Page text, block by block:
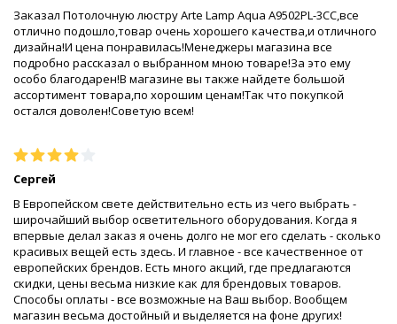
Заказал Потолочную люстру Arte Lamp Aqua A9502PL-3CC,все
отлично подошло,товар очень хорошего качества,и отличного
дизайна!И цена понравилась!Менеджеры магазина все
подробно рассказал о выбранном мною товаре!За это ему
особо благодарен!В магазине вы также найдете большой
ассортимент товара,по хорошим ценам!Так что покупкой
остался доволен!Советую всем!
Сергей
В Европейском свете действительно есть из чего выбрать -
широчайший выбор осветительного оборудования. Когда я
впервые делал заказ я очень долго не мог его сделать - сколько
красивых вещей есть здесь. И главное - все качественное от
европейских брендов. Есть много акций, где предлагаются
скидки, цены весьма низкие как для брендовых товаров.
Способы оплаты - все возможные на Ваш выбор. Вообщем
магазин весьма достойный и выделяется на фоне других!